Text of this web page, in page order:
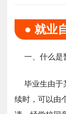
● 就业
一、什么是
毕业生由于
续时，可以由